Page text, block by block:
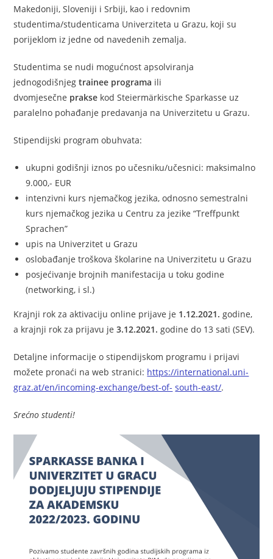
Makedoniji, Sloveniji i Srbiji, kao i redovnim
studentima/studenticama Univerziteta u Grazu, koji su
porijeklom iz jedne od navedenih zemalja.
Studentima se nudi mogućnost apsolviranja
jednogodišnjegtrainee programa ili
dvomjesečne prakse kod Steiermärkische Sparkasse uz
paralelno pohađanje predavanja na Univerzitetu u Grazu.
Stipendijski program obuhvata:
ukupni godišnji iznos po učesniku/učesnici: maksimalno
9.000,- EUR
intenzivni kurs njemačkog jezika, odnosno semestralni
kurs njemačkog jezika u Centru za jezike “Treffpunkt
Sprachen”
upis na Univerzitet u Grazu
oslobađanje troškova školarine na Univerzitetu u Grazu
posjećivanje brojnih manifestacija u toku godine
(networking, i sl.)
Krajnji rok za aktivaciju online prijave je 1.12.2021.godine,
a krajnji rok za prijavu je3.12.2021.godine do 13 sati (SEV).
Detaljne informacije o stipendijskom programu i prijavi
možete pronaći na web stranici: https://international.uni-
graz.at/en/incoming-exchange/best-of- south-east/.
Srećno studenti!